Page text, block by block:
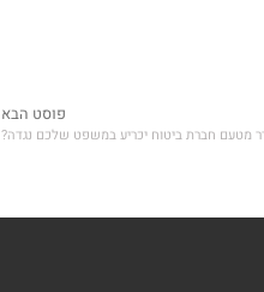
פוסט הבא
מטעם חברת ביטוח יכריע במשפט שלכם נגדה?